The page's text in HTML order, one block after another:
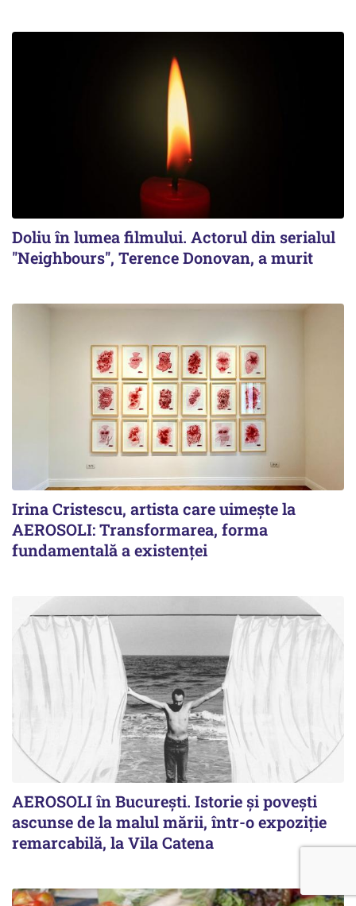
Doliu în lumea filmului. Actorul din serialul
''Neighbours'', Terence Donovan, a murit
Irina Cristescu, artista care uimește la
AEROSOLI: Transformarea, forma
fundamentală a existenței
AEROSOLI în București. Istorie și povești
ascunse de la malul mării, într-o expoziție
remarcabilă, la Vila Catena